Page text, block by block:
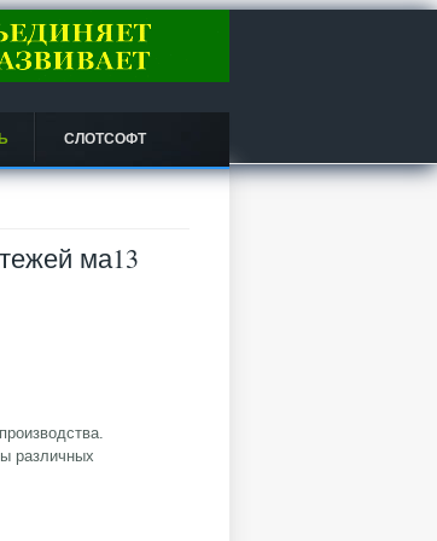
СЛОТСОФТ
ма13
различных